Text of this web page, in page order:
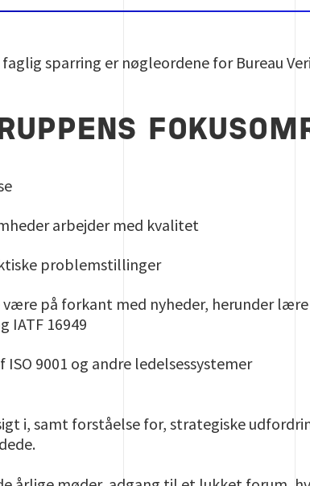
sparring er nøgleordene for Bureau
arbejder med kvalitet
problemstillinger
på forkant med nyheder, herunder
IATF 16949
9001 og andre ledelsessystemer
i, samt forståelse for, strategiske